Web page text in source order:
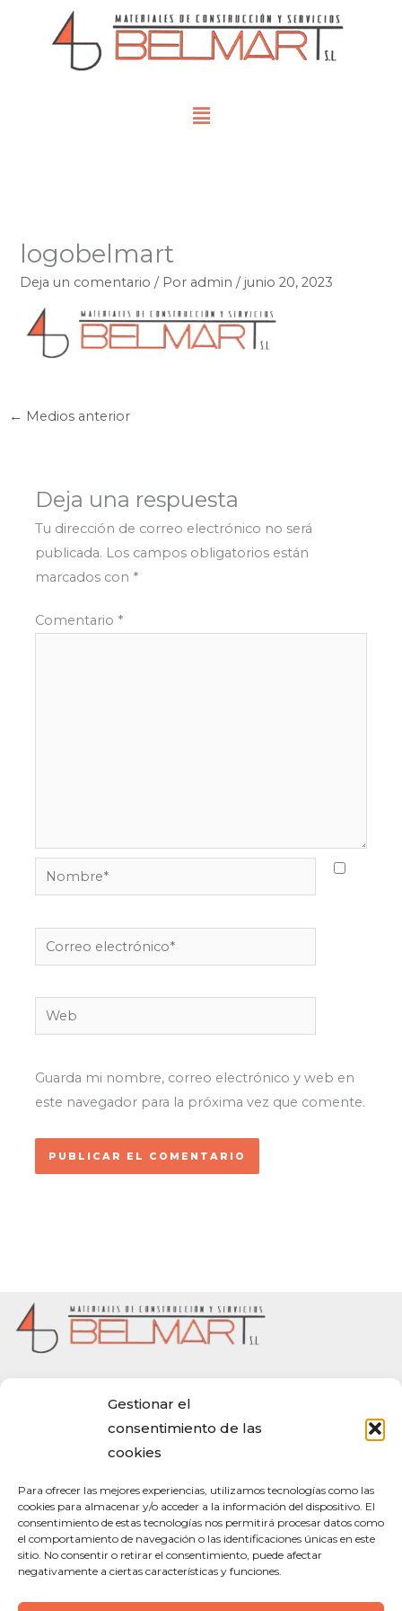
Gestionar el
consentimiento de las
cookies
Para ofrecer las mejores experiencias, utilizamos tecnologías como las
cookies para almacenar y/o acceder a la información del dispositivo. El
consentimiento de estas tecnologías nos permitirá procesar datos como
el comportamiento de navegación o las identificaciones únicas en este
sitio. No consentir o retirar el consentimiento, puede afectar
negativamente a ciertas características y funciones.
Menú
logobelmart
Deja un comentario / Por admin/ junio 20, 2023
← Medios anterior
Deja una respuesta
Tu dirección de correo electrónico no será
publicada. Los campos obligatorios están
marcados con *
Comentario *
Nombre*
Correo
electrónico*
Web
Guarda mi nombre, correo electrónico y web en
este navegador para la próxima vez que comente.
Calle Santa Rita 12, Argamasilla de Alba (Ciudad Real)
belmart.mcs@gmail.com
ENLACES LEGALES